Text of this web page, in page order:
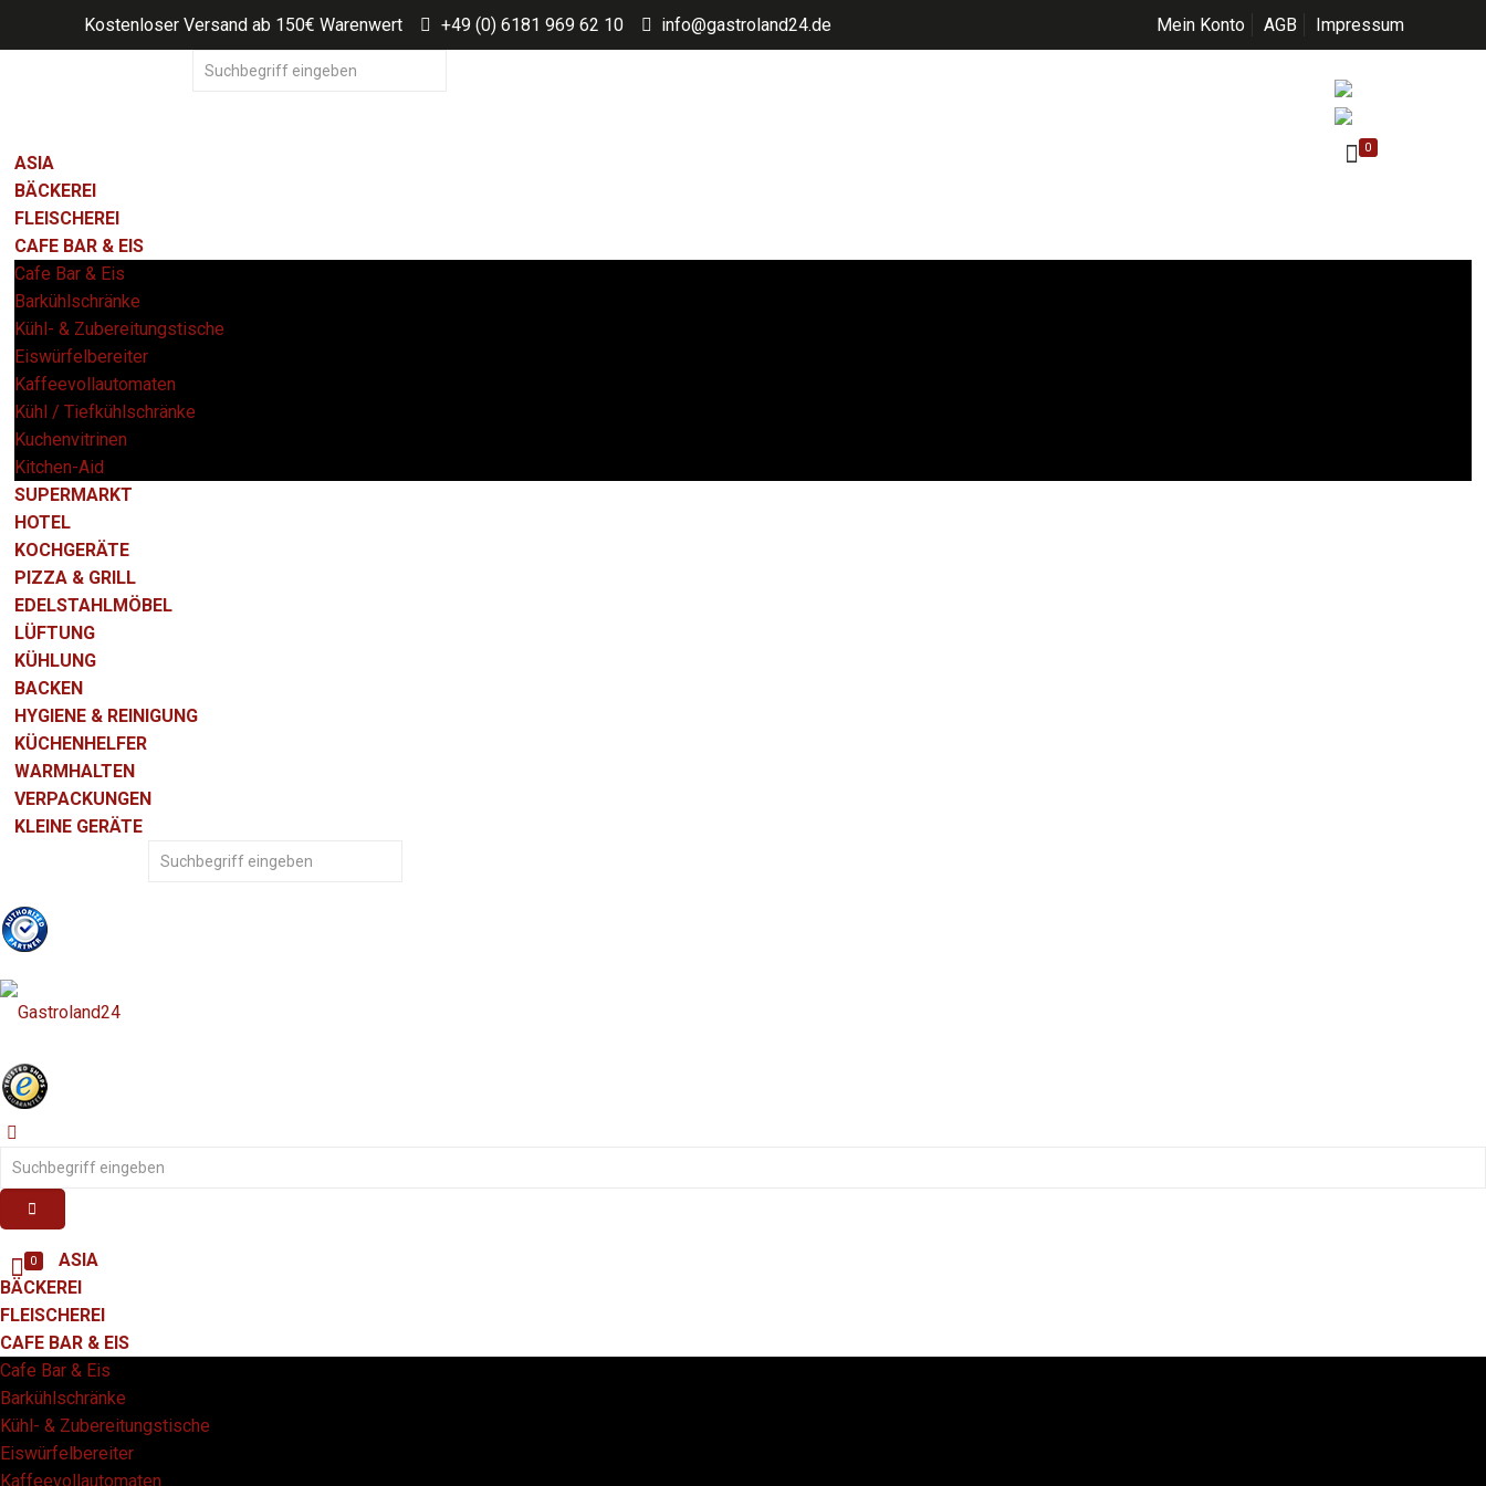
Kostenloser Versand ab 150€ Warenwert +49 (0) 6181 969 62 10 info@gastroland24.de Mein Konto AGB Impressum
0
ASIA
BÄCKEREI
FLEISCHEREI
CAFE BAR & EIS
Cafe Bar & Eis
Barkühlschränke
Kühl- & Zubereitungstische
Eiswürfelbereiter
Kaffeevollautomaten
Kühl / Tiefkühlschränke
Kuchenvitrinen
Kitchen-Aid
SUPERMARKT
HOTEL
KOCHGERÄTE
PIZZA & GRILL
EDELSTAHLMÖBEL
LÜFTUNG
KÜHLUNG
BACKEN
HYGIENE & REINIGUNG
KÜCHENHELFER
WARMHALTEN
VERPACKUNGEN
KLEINE GERÄTE
0
ASIA
BÄCKEREI
FLEISCHEREI
CAFE BAR & EIS
Cafe Bar & Eis
Barkühlschränke
Kühl- & Zubereitungstische
Eiswürfelbereiter
Kaffeevollautomaten